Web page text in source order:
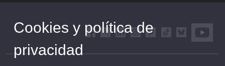
Cookies y política de
privacidad